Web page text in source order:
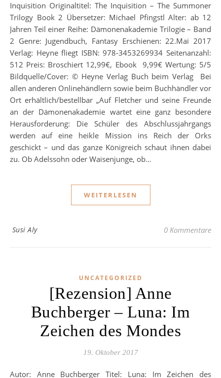
Inquisition Originaltitel: The Inquisition – The Summoner
Trilogy Book 2 Übersetzer: Michael Pfingstl Alter: ab 12
Jahren Teil einer Reihe: Dämonenakademie Trilogie – Band
2 Genre: Jugendbuch, Fantasy Erschienen: 22.Mai 2017
Verlag: Heyne fliegt ISBN: 978-3453269934 Seitenanzahl:
512 Preis: Broschiert 12,99€, Ebook 9,99€ Wertung: 5/5
Bildquelle/Cover: © Heyne Verlag Buch beim Verlag Bei
allen anderen Onlinehändlern sowie beim Buchhändler vor
Ort erhältlich/bestellbar „Auf Fletcher und seine Freunde
an der Dämonenakademie wartet eine ganz besondere
Herausforderung: Die Schüler des Abschlussjahrgangs
werden auf eine heikle Mission ins Reich der Orks
geschickt – und das ganze Königreich schaut ihnen dabei
zu. Ob Adelssohn oder Waisenjunge, ob…
WEITERLESEN
Susi Aly 0 Kommentare
UNCATEGORIZED
[Rezension] Anne
Buchberger – Luna: Im
Zeichen des Mondes
19. Oktober 2017
Autor: Anne Buchberger Titel: Luna: Im Zeichen des